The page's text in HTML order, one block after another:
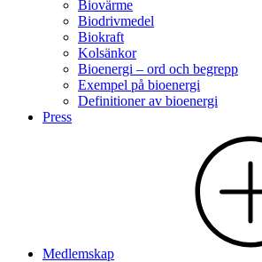
Biovärme
Biodrivmedel
Biokraft
Kolsänkor
Bioenergi – ord och begrepp
Exempel på bioenergi
Definitioner av bioenergi
Press
Medlemskap